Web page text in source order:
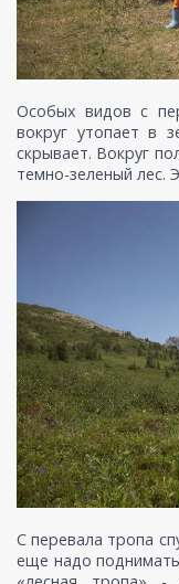
Особых видов с
вокруг утопает в
скрывает. Вокруг
темно-зеленый лес.
С перевала тропа
еще надо